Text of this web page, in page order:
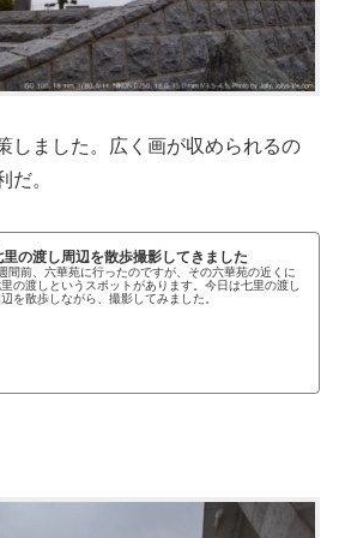
しました。広く画が収められるの
だ。
里の渡し周辺を散歩撮影してきました
間前、六華苑に行ったのですが、その六華苑の近くに
の渡しというスポットがあります。今日は七里の渡し
辺を散歩しながら、撮影してみました。